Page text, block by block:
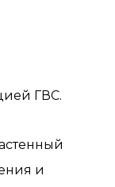
ГВС.
и